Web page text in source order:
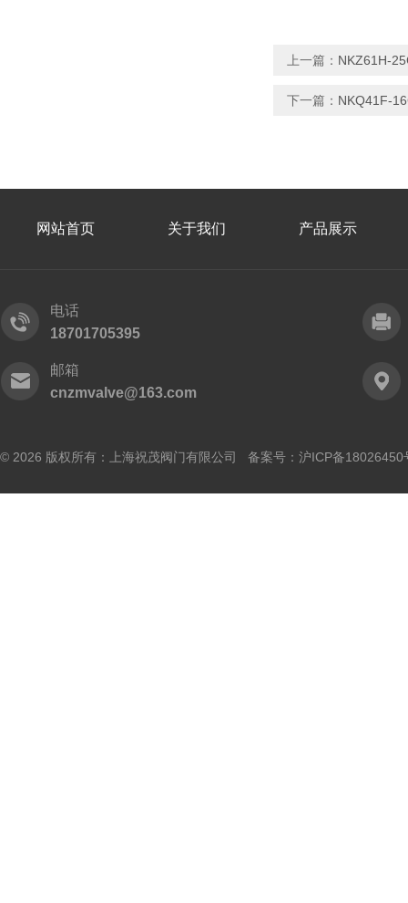
上一篇： NKZ61H-
下一篇： NKQ41F-
网站首页 关于我们 产品展示
电话
18701705395
邮箱
cnzmvalve@163.com
© 2026 版权所有：上海祝茂阀门有限公司 备案号： 沪ICP备18026450